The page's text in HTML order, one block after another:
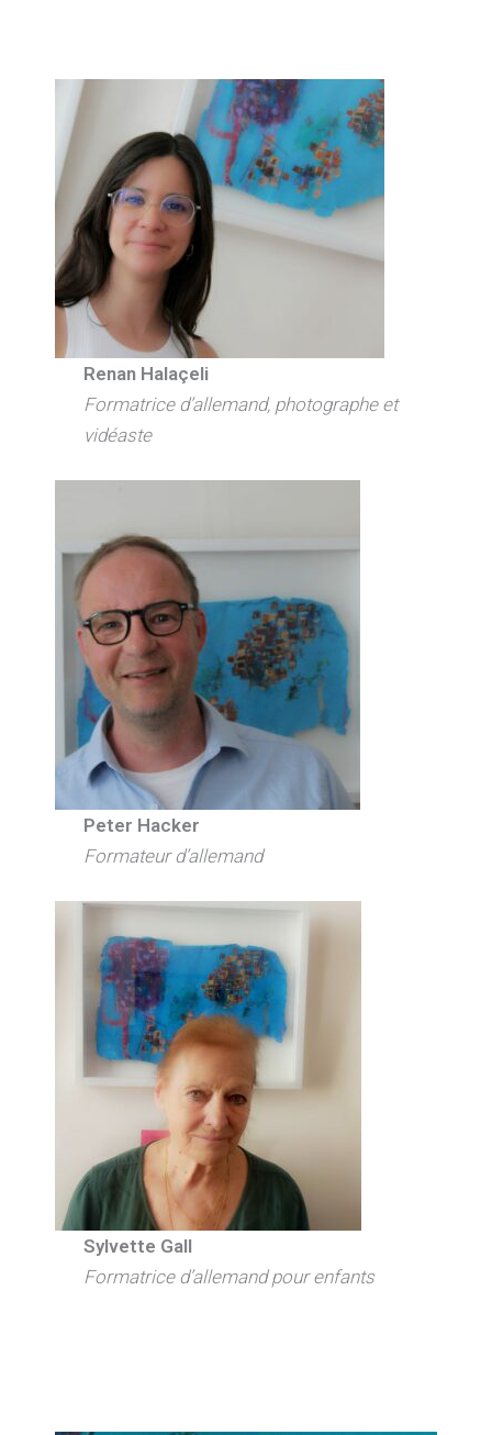
Renan Halaçeli
Formatrice d’allemand, photographe et
vidéaste
Peter Hacker
Formateur d’allemand
Sylvette Gall
Formatrice d’allemand pour enfants